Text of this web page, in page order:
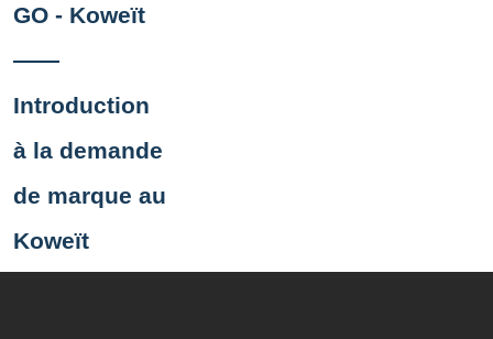
GO - Koweït
——
Introduction
à la demande
de marque au
Koweït